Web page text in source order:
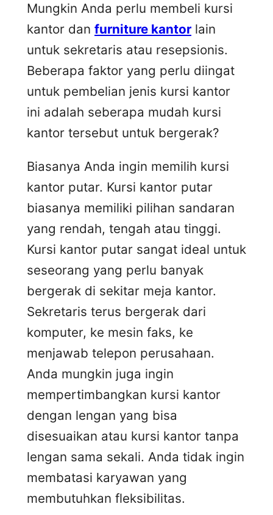
Mungkin Anda perlu membeli kursi
kantor dan furniture kantor lain
untuk sekretaris atau resepsionis.
Beberapa faktor yang perlu diingat
untuk pembelian jenis kursi kantor
ini adalah seberapa mudah kursi
kantor tersebut untuk bergerak?
Biasanya Anda ingin memilih kursi
kantor putar. Kursi kantor putar
biasanya memiliki pilihan sandaran
yang rendah, tengah atau tinggi.
Kursi kantor putar sangat ideal untuk
seseorang yang perlu banyak
bergerak di sekitar meja kantor.
Sekretaris terus bergerak dari
komputer, ke mesin faks, ke
menjawab telepon perusahaan.
Anda mungkin juga ingin
mempertimbangkan kursi kantor
dengan lengan yang bisa
disesuaikan atau kursi kantor tanpa
lengan sama sekali. Anda tidak ingin
membatasi karyawan yang
membutuhkan fleksibilitas.